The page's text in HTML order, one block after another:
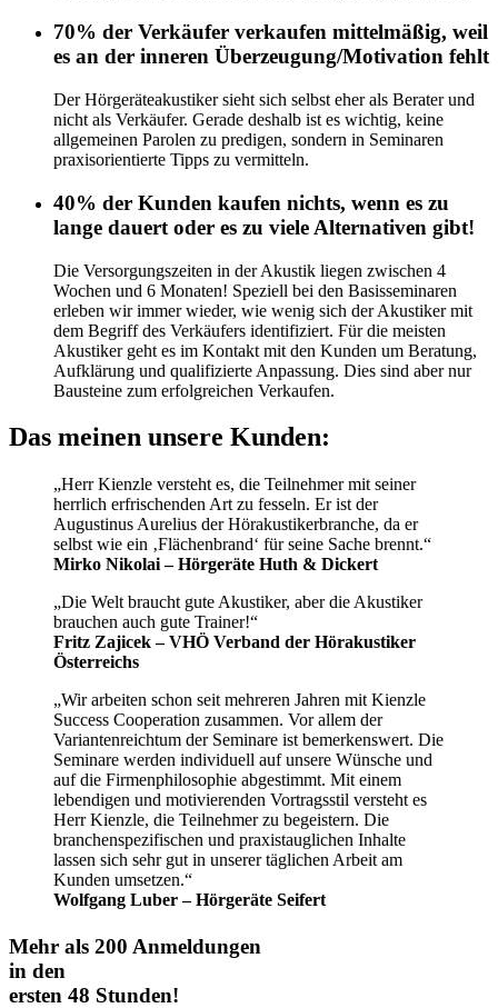
70% der Verkäufer verkaufen mittelmäßig, weil
es an der inneren Überzeugung/Motivation fehlt
Der Hörgeräteakustiker sieht sich selbst eher als Berater und
nicht als Verkäufer. Gerade deshalb ist es wichtig, keine
allgemeinen Parolen zu predigen, sondern in Seminaren
praxisorientierte Tipps zu vermitteln.
40% der Kunden kaufen nichts, wenn es zu
lange dauert oder es zu viele Alternativen gibt!
Die Versorgungszeiten in der Akustik liegen zwischen 4
Wochen und 6 Monaten! Speziell bei den Basisseminaren
erleben wir immer wieder, wie wenig sich der Akustiker mit
dem Begriff des Verkäufers identifiziert. Für die meisten
Akustiker geht es im Kontakt mit den Kunden um Beratung,
Aufklärung und qualifizierte Anpassung. Dies sind aber nur
Bausteine zum erfolgreichen Verkaufen.
Das meinen unsere Kunden:
„Herr Kienzle versteht es, die Teilnehmer mit seiner
herrlich erfrischenden Art zu fesseln. Er ist der
Augustinus Aurelius der Hörakustikerbranche, da er
selbst wie ein ‚Flächenbrand‘ für seine Sache brennt.“
Mirko Nikolai – Hörgeräte Huth & Dickert
„Die Welt braucht gute Akustiker, aber die Akustiker
brauchen auch gute Trainer!“
Fritz Zajicek – VHÖ Verband der Hörakustiker
Österreichs
„Wir arbeiten schon seit mehreren Jahren mit Kienzle
Success Cooperation zusammen. Vor allem der
Variantenreichtum der Seminare ist bemerkenswert. Die
Seminare werden individuell auf unsere Wünsche und
auf die Firmenphilosophie abgestimmt. Mit einem
lebendigen und motivierenden Vortragsstil versteht es
Herr Kienzle, die Teilnehmer zu begeistern. Die
branchenspezifischen und praxistauglichen Inhalte
lassen sich sehr gut in unserer täglichen Arbeit am
Kunden umsetzen.“
Wolfgang Luber – Hörgeräte Seifert
Mehr als 200 Anmeldungen
in den
ersten 48 Stunden!